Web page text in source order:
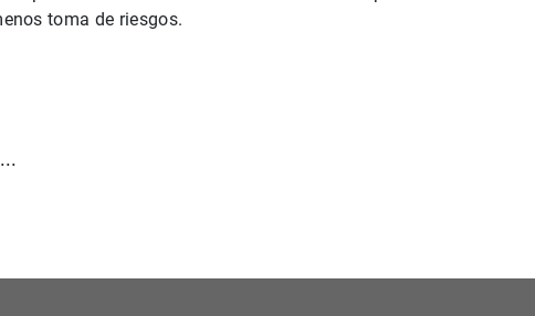
toma de riesgos.